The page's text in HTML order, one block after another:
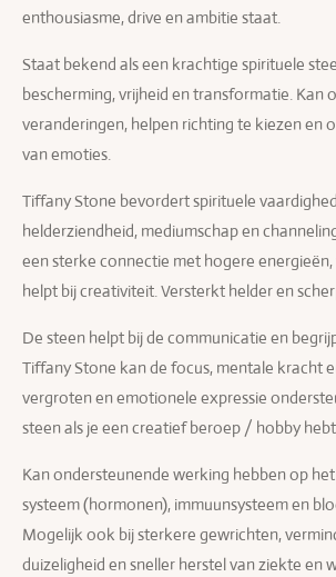
enthousiasme, drive en ambitie staat.
Staat bekend als een krachtige spirituele
bescherming, vrijheid en transformatie. Kan
veranderingen, helpen richting te kiezen en
van emoties.
Tiffany Stone bevordert spirituele
helderziendheid, mediumschap en
een sterke connectie met hogere
helpt bij creativiteit. Versterkt helder en
De steen helpt bij de communicatie en
Tiffany Stone kan de focus, mentale kracht
vergroten en emotionele expressie
steen als je een creatief beroep / hobby
Kan ondersteunende werking hebben op
systeem (hormonen), immuunsysteem en
Mogelijk ook bij sterkere gewrichten,
duizeligheid en sneller herstel van ziekte en